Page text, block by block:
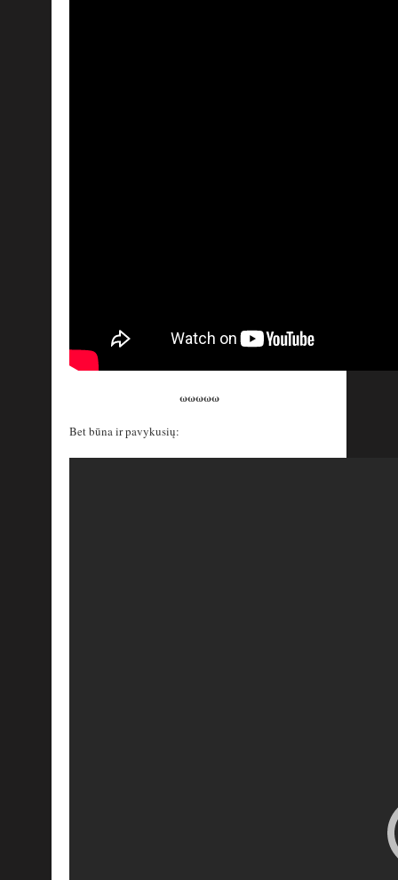
ωωωωω
Bet būna ir pavykusių: